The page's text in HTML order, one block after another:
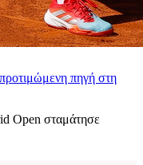
πηγή στη
Open σταμάτησε